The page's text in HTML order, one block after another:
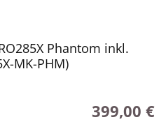
Phantom inkl.
MK-PHM)
Regulärer
399,00 €